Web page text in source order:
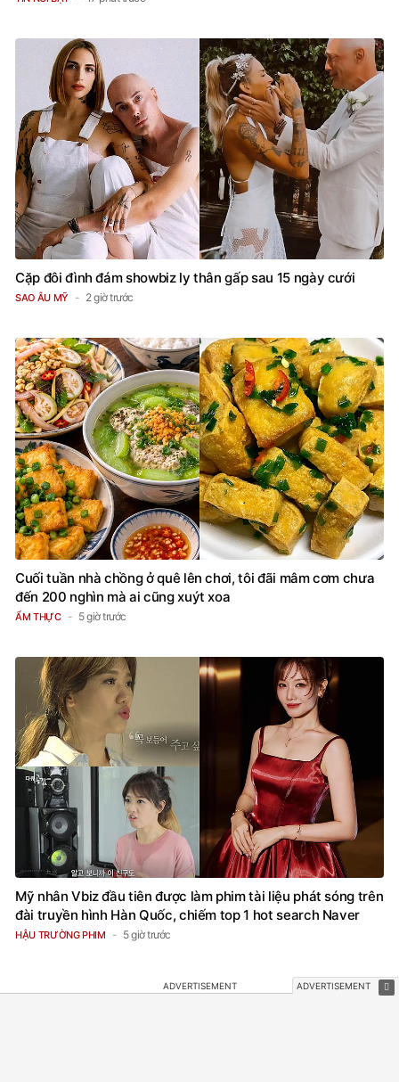
Cặp đôi đình đám showbiz ly thân gấp sau 15 ngày cưới
SAO ÂU MỸ 2 giờ trước
Cuối tuần nhà chồng ở quê lên chơi, tôi đãi mâm cơm chưa
đến 200 nghìn mà ai cũng xuýt xoa
ẨM THỰC 5 giờ trước
Mỹ nhân Vbiz đầu tiên được làm phim tài liệu phát sóng trên
đài truyền hình Hàn Quốc, chiếm top 1 hot search Naver
HẬU TRƯỜNG PHIM 5 giờ trước